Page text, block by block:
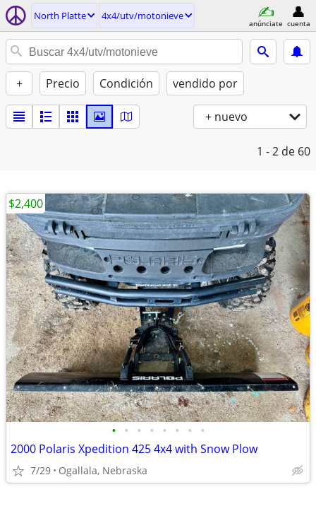
North Platte 4x4/utv/motonieve
anúnciate cuenta
+ Precio Condición vendido por
+ nuevo
1 - 2 de 60
• • • • • • • •
2000 Polaris Xpedition 425 4x4 with Snow Plow
7/29 Ogallala, Nebraska
$2,400